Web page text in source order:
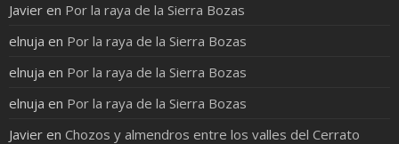
Javier en Por la raya de la Sierra Bozas
elnuja en Por la raya de la Sierra Bozas
elnuja en Por la raya de la Sierra Bozas
elnuja en Por la raya de la Sierra Bozas
Javier en Chozos y almendros entre los valles del Cerrato